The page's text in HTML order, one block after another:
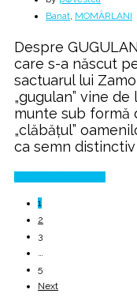
Banat MOMÂRLANI
Despre
care s-a născut
sactuarul lui
„gugulan” vine
munte sub formă
„clăbăţul”
ca semn
1
2
3
5
Next